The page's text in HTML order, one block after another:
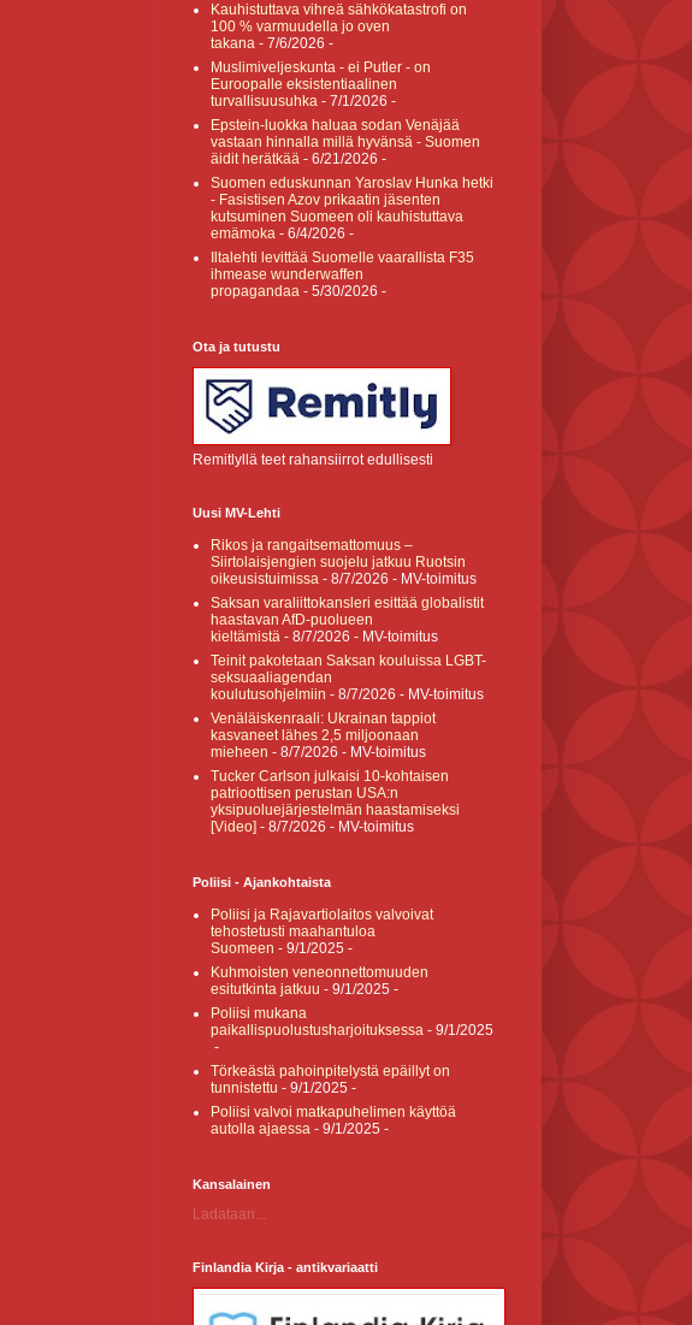
Kauhistuttava vihreä sähkökatastrofi on
100 % varmuudella jo oven
takana - 7/6/2026 -
Muslimiveljeskunta - ei Putler - on
Euroopalle eksistentiaalinen
turvallisuusuhka - 7/1/2026 -
Epstein-luokka haluaa sodan Venäjää
vastaan hinnalla millä hyvänsä - Suomen
äidit herätkää - 6/21/2026 -
Suomen eduskunnan Yaroslav Hunka hetki
- Fasistisen Azov prikaatin jäsenten
kutsuminen Suomeen oli kauhistuttava
emämoka - 6/4/2026 -
Iltalehti levittää Suomelle vaarallista F35
ihmease wunderwaffen
propagandaa - 5/30/2026 -
Ota ja tutustu
Remitlyllä teet rahansiirrot edullisesti
Uusi MV-Lehti
Rikos ja rangaitsemattomuus –
Siirtolaisjengien suojelu jatkuu Ruotsin
oikeusistuimissa - 8/7/2026 - MV-toimitus
Saksan varaliittokansleri esittää globalistit
haastavan AfD-puolueen
kieltämistä - 8/7/2026 - MV-toimitus
Teinit pakotetaan Saksan kouluissa LGBT-
seksuaaliagendan
koulutusohjelmiin - 8/7/2026 - MV-toimitus
Venäläiskenraali: Ukrainan tappiot
kasvaneet lähes 2,5 miljoonaan
mieheen - 8/7/2026 - MV-toimitus
Tucker Carlson julkaisi 10-kohtaisen
patrioottisen perustan USA:n
yksipuoluejärjestelmän haastamiseksi
[Video] - 8/7/2026 - MV-toimitus
Poliisi - Ajankohtaista
Poliisi ja Rajavartiolaitos valvoivat
tehostetusti maahantuloa
Suomeen - 9/1/2025 -
Kuhmoisten veneonnettomuuden
esitutkinta jatkuu - 9/1/2025 -
Poliisi mukana
paikallispuolustusharjoituksessa - 9/1/2025
-
Törkeästä pahoinpitelystä epäillyt on
tunnistettu - 9/1/2025 -
Poliisi valvoi matkapuhelimen käyttöä
autolla ajaessa - 9/1/2025 -
Kansalainen
Ladataan...
Finlandia Kirja - antikvariaatti